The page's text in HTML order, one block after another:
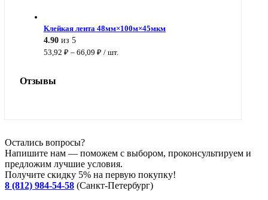
Клейкая лента 48мм×100м×45мкм
4.90 из 5
53,92 ₽ – 66,09 ₽ Диапазон
/ шт.
Отзывы
Остались вопросы?
Напишите нам — поможем с выбором, проконсультируем и
предложим лучшие условия.
Получите скидку 5% на первую покупку!
8 (812) 984-54-58 (Санкт-Петербург)